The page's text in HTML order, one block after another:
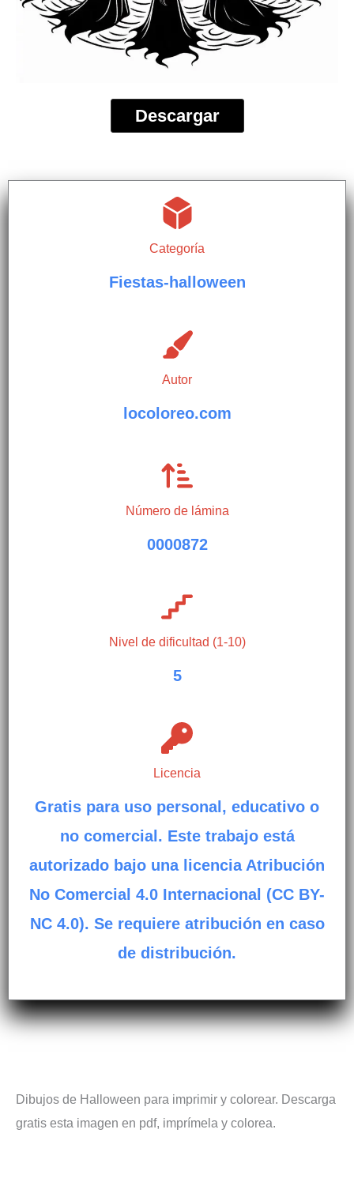
Descargar
Categoría
Fiestas-halloween
Autor
locoloreo.com
Número de lámina
0000872
Nivel de dificultad (1-10)
5
Licencia
Gratis para uso personal, educativo o
no comercial. Este trabajo está
autorizado bajo una licencia Atribución
No Comercial 4.0 Internacional (CC BY-
NC 4.0). Se requiere atribución en caso
de distribución.
Dibujos de Halloween para imprimir y colorear. Descarga
gratis esta imagen en pdf, imprímela y colorea.